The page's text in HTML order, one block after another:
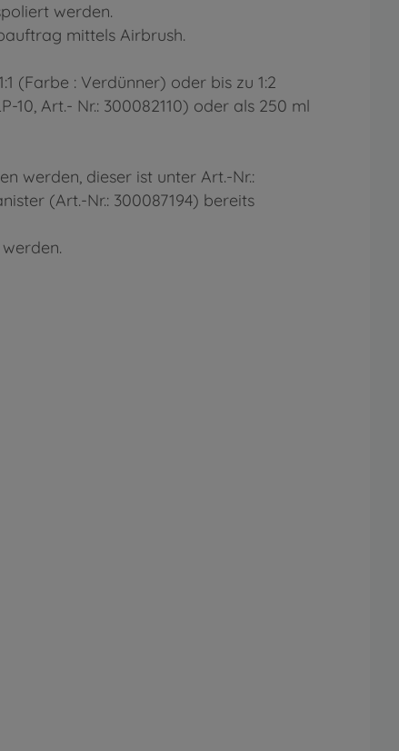
werden.
mittels Airbrush.
(Farbe : Verdünner) oder bis zu 1:2
Art.- Nr.: 300082110) oder als 250 ml
werden, dieser ist unter Art.-Nr.:
(Art.-Nr.: 300087194) bereits